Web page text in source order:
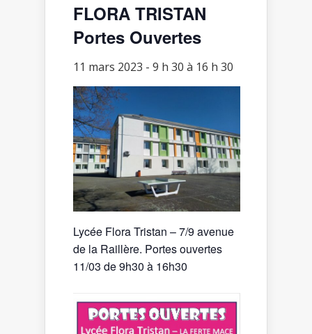
FLORA TRISTAN
Portes Ouvertes
11 mars 2023 - 9 h 30 à 16 h 30
Lycée Flora Tristan – 7/9 avenue
de la Raillère. Portes ouvertes
11/03 de 9h30 à 16h30